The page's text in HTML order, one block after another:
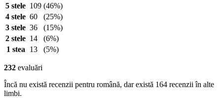
5 stele 109 (46%)
4 stele 60
(25%)
3 stele 36
(15%)
2 stele 14
(6%)
1 stea
13 (5%)
232 evaluări
Încă nu există recenzii pentru română, dar există 164 recenzii în alte
limbi.